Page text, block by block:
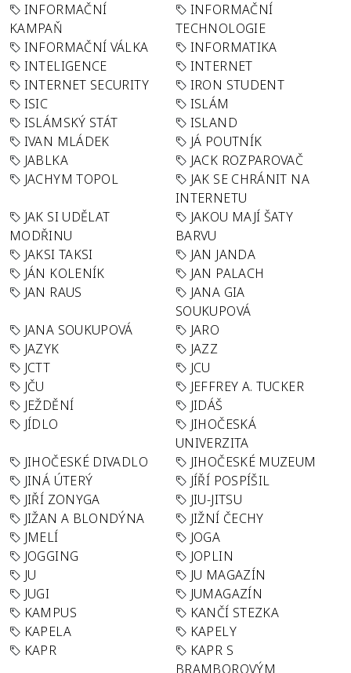
INFORMAČNÍ
KAMPAŇ
INFORMAČNÍ
TECHNOLOGIE
INFORMAČNÍ VÁLKA
INFORMATIKA
INTELIGENCE
INTERNET
INTERNET SECURITY
IRON STUDENT
ISIC
ISLÁM
ISLÁMSKÝ STÁT
ISLAND
IVAN MLÁDEK
JÁ POUTNÍK
JABLKA
JACK ROZPAROVAČ
JACHYM TOPOL
JAK SE CHRÁNIT NA
INTERNETU
JAK SI UDĚLAT
MODŘINU
JAKOU MAJÍ ŠATY
BARVU
JAKSI TAKSI
JAN JANDA
JÁN KOLENÍK
JAN PALACH
JAN RAUS
JANA GIA
SOUKUPOVÁ
JANA SOUKUPOVÁ
JARO
JAZYK
JAZZ
JCTT
JCU
JČU
JEFFREY A. TUCKER
JEŽDĚNÍ
JIDÁŠ
JÍDLO
JIHOČESKÁ
UNIVERZITA
JIHOČESKÉ DIVADLO
JIHOČESKÉ MUZEUM
JINÁ ÚTERÝ
JÍŘÍ POSPÍŠIL
JIŘÍ ZONYGA
JIU-JITSU
JIŽAN A BLONDÝNA
JIŽNÍ ČECHY
JMELÍ
JOGA
JOGGING
JOPLIN
JU
JU MAGAZÍN
JUGI
JUMAGAZÍN
KAMPUS
KANČÍ STEZKA
KAPELA
KAPELY
KAPR
KAPR S
BRAMBOROVÝM